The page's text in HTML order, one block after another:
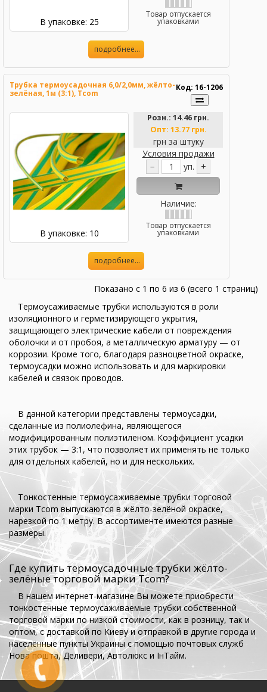
В упаковке: 25
Товар отпускается
упаковками
подробнее...
Трубка термоусадочная 6,0/2,0мм, жёлто-
зелёная, 1м (3:1), Tcom
Код: 16-1206
В упаковке: 10
Розн.: 14.46 грн.
Опт: 13.77 грн.
грн за штуку
Условия продажи
−
уп. +
Наличие:
Товар отпускается
упаковками
подробнее...
Показано с 1 по 6 из 6 (всего 1 страниц)
Термоусаживаемые трубки используются в роли
изоляционного и герметизирующего укрытия,
защищающего электрические кабели от повреждения
оболочки и от пробоя, а металлическую арматуру — от
коррозии. Кроме того, благодаря разноцветной окраске,
термоусадки можно использовать и для маркировки
кабелей и связок проводов.
В данной категории представлены термоусадки,
сделанные из полиолефина, являющегося
модифицированным полиэтиленом. Коэффициент усадки
этих трубок — 3:1, что позволяет их применять не только
для отдельных кабелей, но и для нескольких.
Тонкостенные термоусаживаемые трубки торговой
марки Tcom выпускаются в жёлто-зелёной окраске,
нарезкой по 1 метру. В ассортименте имеются разные
размеры.
Где купить термоусадочные трубки жёлто-
зелёные торговой марки Tcom?
В нашем интернет-магазине Вы можете приобрести
тонкостенные термоусаживаемые трубки собственной
торговой марки по низкой стоимости, как в розницу, так и
оптом, с доставкой по Киеву и отправкой в другие города и
населённые пункты Украины с помощью почтовых служб
Нова пошта, Деливери, Автолюкс и ІнТайм.